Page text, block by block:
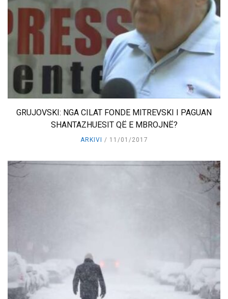
GRUJOVSKI: NGA CILAT FONDE MITREVSKI I PAGUAN
SHANTAZHUESIT QË E MBROJNË?
ARKIVI 11/01/2017